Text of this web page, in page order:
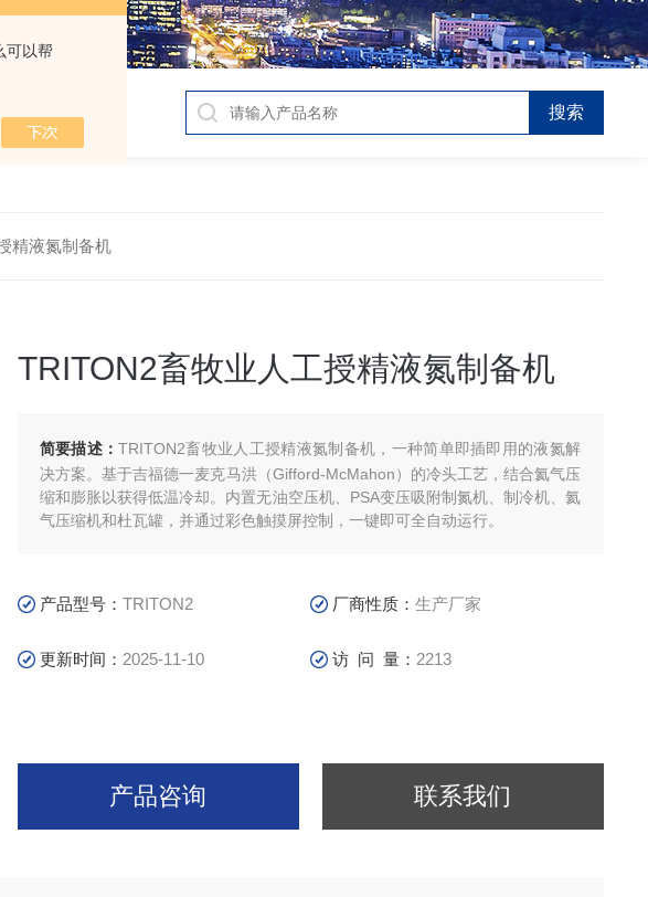
可以帮
精液氮制备机
TRITON2畜牧业人工授精液氮制备机
简要描述：TRITON2畜牧业人工授精液氮制备机，一种简单即插即用的液氮解
决方案。基于吉福德一麦克马洪（Gifford-McMahon）的冷头工艺，结合氦气压
缩和膨胀以获得低温冷却。内置无油空压机、PSA变压吸附制氮机、制冷机、氦
气压缩机和杜瓦罐，并通过彩色触摸屏控制，一键即可全自动运行。
产品型号：TRITON2 厂商性质：生产厂家
更新时间： 2025-11-10 访 问 量： 2213
产品咨询 联系我们